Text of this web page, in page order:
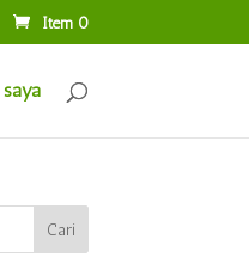
Item 0
saya
Cari